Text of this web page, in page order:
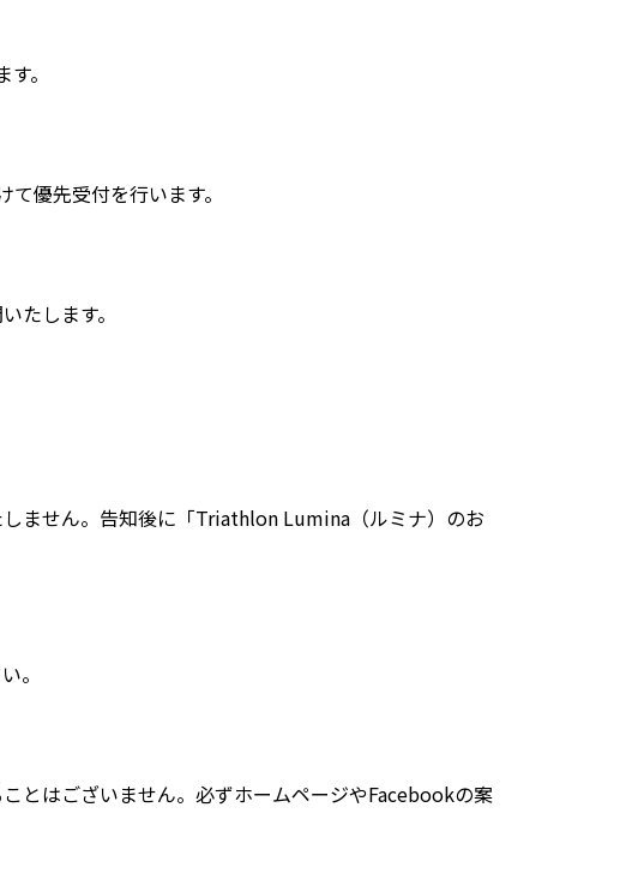
。
優先受付を行います。
たします。
ません。告知後に「Triathlon Lumina（ルミナ）のお
。
とはございません。必ずホームページやFacebookの案